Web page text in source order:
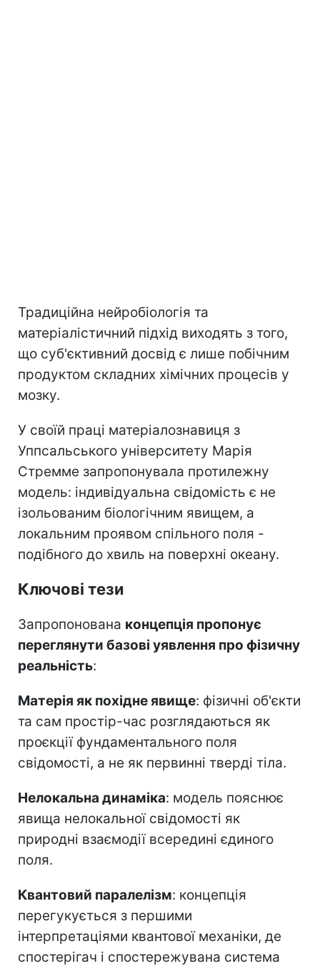
Традиційна нейробіологія та
матеріалістичний підхід виходять з того,
що суб'єктивний досвід є лише побічним
продуктом складних хімічних процесів у
мозку.
У своїй праці матеріалознавиця з
Уппсальського університету Марія
Стремме запропонувала протилежну
модель: індивідуальна свідомість є не
ізольованим біологічним явищем, а
локальним проявом спільного поля -
подібного до хвиль на поверхні океану.
Ключові тези
Запропонована концепція пропонує
переглянути базові уявлення про фізичну
реальність:
Матерія як похідне явище: фізичні об'єкти
та сам простір-час розглядаються як
проєкції фундаментального поля
свідомості, а не як первинні тверді тіла.
Нелокальна динаміка: модель пояснює
явища нелокальної свідомості як
природні взаємодії всередині єдиного
поля.
Квантовий паралелізм: концепція
перегукується з першими
інтерпретаціями квантової механіки, де
спостерігач і спостережувана система